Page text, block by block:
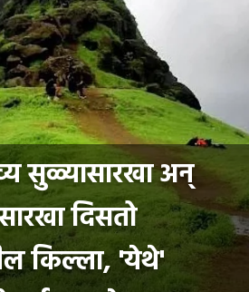
सुळ्यासारखा अन्
दिसतो
किल्ला, 'येथे'